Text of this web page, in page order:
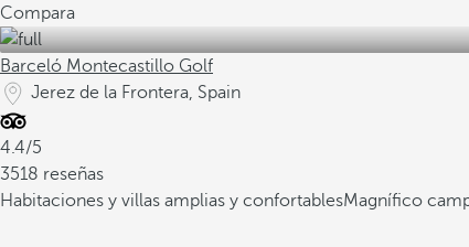
Compara
Barceló Montecastillo Golf
Jerez de la Frontera, Spain
4.4/5
3518 reseñas
Habitaciones y villas amplias y confortablesMagnífico